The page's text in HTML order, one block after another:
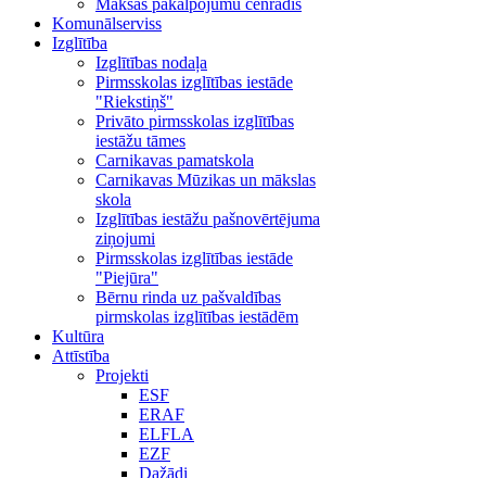
Maksas pakalpojumu cenrādis
Komunālserviss
Izglītība
Izglītības nodaļa
Pirmsskolas izglītības iestāde
"Riekstiņš"
Privāto pirmsskolas izglītības
iestāžu tāmes
Carnikavas pamatskola
Carnikavas Mūzikas un mākslas
skola
Izglītības iestāžu pašnovērtējuma
ziņojumi
Pirmsskolas izglītības iestāde
"Piejūra"
Bērnu rinda uz pašvaldības
pirmskolas izglītības iestādēm
Kultūra
Attīstība
Projekti
ESF
ERAF
ELFLA
EZF
Dažādi